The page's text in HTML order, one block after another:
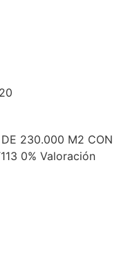
DE 230.000 M2 CON
0% Valoración